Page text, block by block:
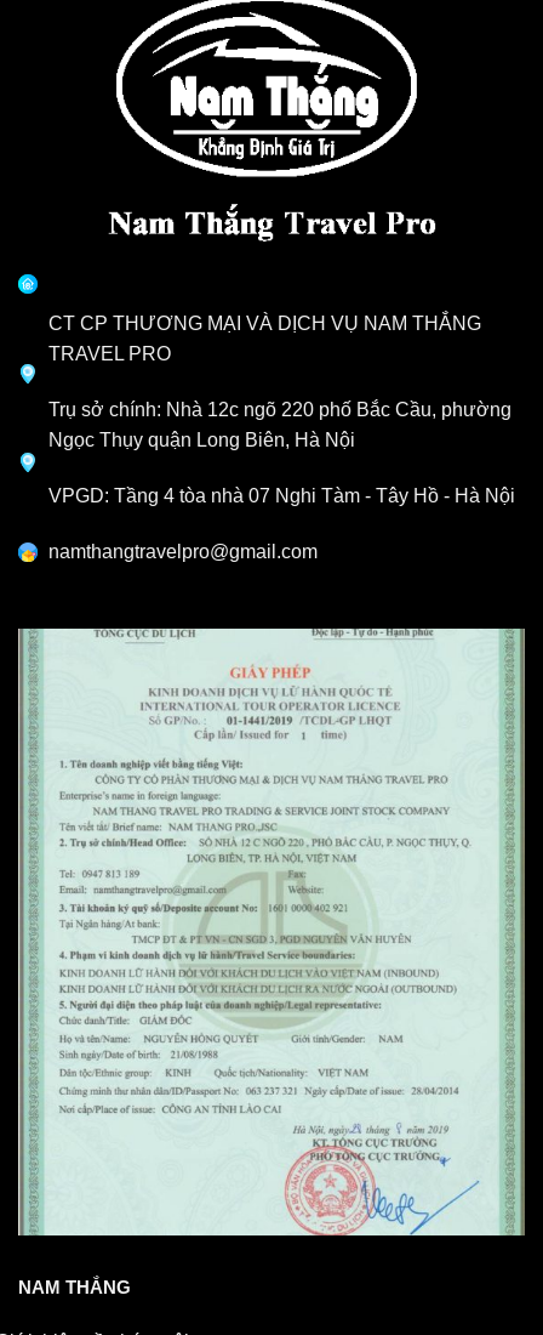
CT CP THƯƠNG MẠI VÀ DỊCH VỤ NAM THẮNG
TRAVEL PRO
Trụ sở chính: Nhà 12c ngõ 220 phố Bắc Cầu, phường
Ngọc Thụy quận Long Biên, Hà Nội
VPGD: Tầng 4 tòa nhà 07 Nghi Tàm - Tây Hồ - Hà Nội
namthangtravelpro@gmail.com
NAM THẮNG